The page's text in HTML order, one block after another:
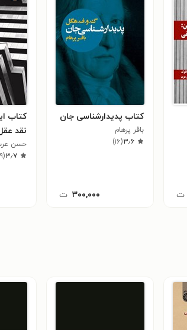
ت
کتاب پدیدارشناسی جان
باقر پرهام
۳٫۶(۱۶)
۳۰۰,۰۰۰ ت
کتاب
نقد
حسن
۳٫۷(